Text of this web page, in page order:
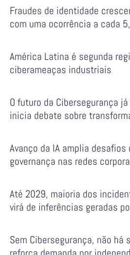
Fraudes de identidade
com uma ocorrência a cada
América Latina é segunda
ciberameaças industriais
O futuro da Cibersegurança
inicia debate sobre
Avanço da IA amplia desafios
governança nas redes
Até 2029, maioria dos
virá de inferências geradas
Sem Cibersegurança, não há